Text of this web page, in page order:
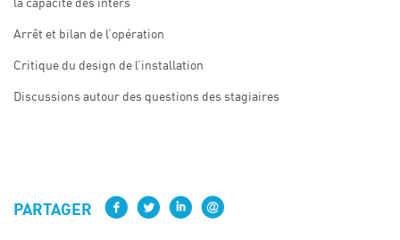
la capacité des inters
Arrêt et bilan de l’opération
Critique du design de l’installation
Discussions autour des questions des stagiaires
PARTAGER